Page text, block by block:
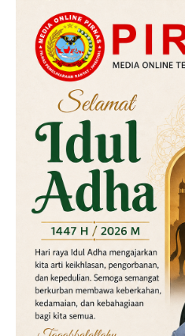
Daerah
Hukum
Kriminal
Labusel